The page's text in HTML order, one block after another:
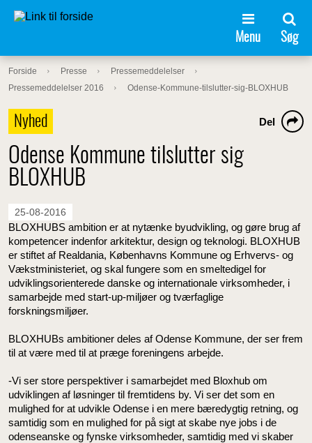
Menu Søg
Forside Presse
Pressemeddelelser
Pressemeddelelser 2016
Odense-Kommune-tilslutter-sig-BLOXHUB
Nyhed
Odense Kommune tilslutter sig
BLOXHUB
Del
25-08-2016
BLOXHUBS ambition er at nytænke byudvikling, og gøre brug af
kompetencer indenfor arkitektur, design og teknologi. BLOXHUB
er stiftet af Realdania, Københavns Kommune og Erhvervs- og
Vækstministeriet, og skal fungere som en smeltedigel for
udviklingsorienterede danske og internationale virksomheder, i
samarbejde med start-up-miljøer og tværfaglige
forskningsmiljøer.
BLOXHUBs ambitioner deles af Odense Kommune, der ser frem
til at være med til at præge foreningens arbejde.
-Vi ser store perspektiver i samarbejdet med Bloxhub om
udviklingen af løsninger til fremtidens by. Vi ser det som en
mulighed for at udvikle Odense i en mere bæredygtig retning, og
samtidig som en mulighed for på sigt at skabe nye jobs i de
odenseanske og fynske virksomheder, samtidig med vi skaber